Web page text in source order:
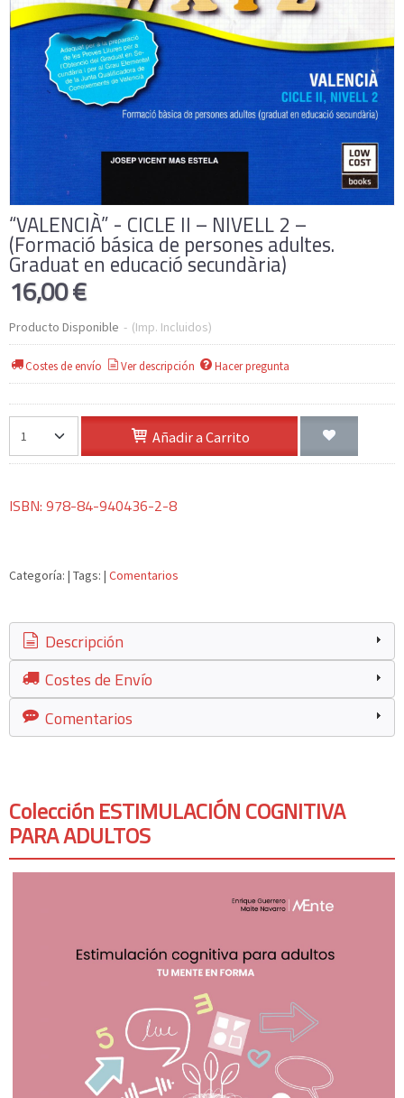
Colección ESTIMULACIÓN COGNITIVA
PARA ADULTOS
“VALENCIÀ” - CICLE II – NIVELL 2 –
(Formació básica de persones adultes.
Graduat en educació secundària)
16,00 €
Producto Disponible - (Imp. Incluidos)
Costes de envío Ver descripción Hacer pregunta
Añadir a Carrito
ISBN: 978-84-940436-2-8
Categoría: | Tags: | Comentarios
Descripción
Costes de Envío
Comentarios